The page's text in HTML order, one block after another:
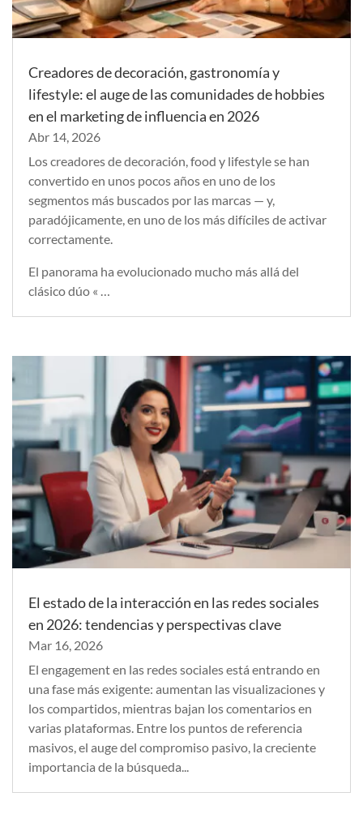
Creadores de decoración, gastronomía y
lifestyle: el auge de las comunidades de hobbies
en el marketing de influencia en 2026
Abr 14, 2026
Los creadores de decoración, food y lifestyle se han
convertido en unos pocos años en uno de los
segmentos más buscados por las marcas — y,
paradójicamente, en uno de los más difíciles de activar
correctamente.
El panorama ha evolucionado mucho más allá del
clásico dúo « …
El estado de la interacción en las redes sociales
en 2026: tendencias y perspectivas clave
Mar 16, 2026
El engagement en las redes sociales está entrando en
una fase más exigente: aumentan las visualizaciones y
los compartidos, mientras bajan los comentarios en
varias plataformas. Entre los puntos de referencia
masivos, el auge del compromiso pasivo, la creciente
importancia de la búsqueda...